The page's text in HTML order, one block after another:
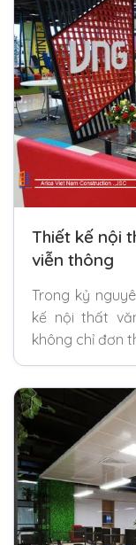
Thiết kế nội
viễn thông
Trong kỷ
kế nội thất
không chỉ đơn